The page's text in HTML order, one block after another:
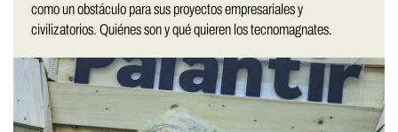
como un obstáculo para sus proyectos empresariales y
civilizatorios. Quiénes son y qué quieren los tecnomagnates.